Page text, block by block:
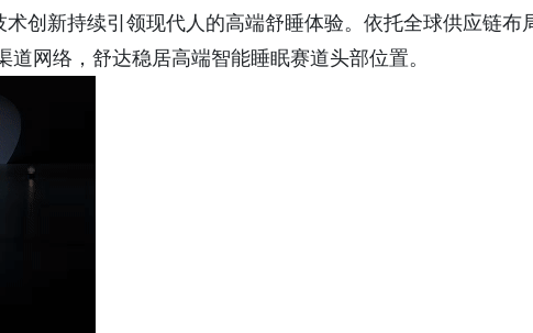
创新持续引领现代人的高端舒睡体验。依托全球供应链布
网络，舒达稳居高端智能睡眠赛道头部位置。